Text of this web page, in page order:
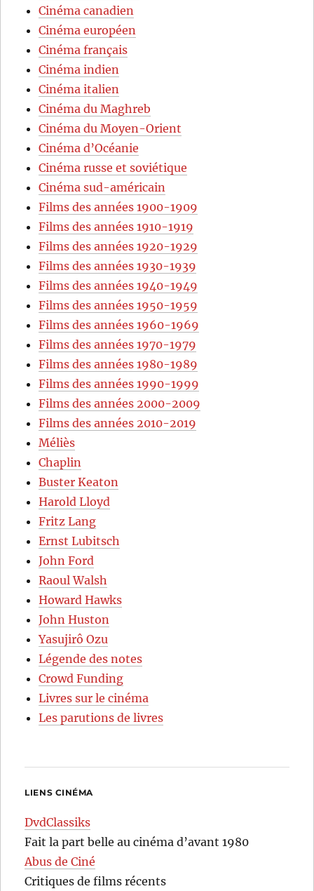
Cinéma canadien
Cinéma européen
Cinéma français
Cinéma indien
Cinéma italien
Cinéma du Maghreb
Cinéma du Moyen-Orient
Cinéma d’Océanie
Cinéma russe et soviétique
Cinéma sud-américain
Films des années 1900-1909
Films des années 1910-1919
Films des années 1920-1929
Films des années 1930-1939
Films des années 1940-1949
Films des années 1950-1959
Films des années 1960-1969
Films des années 1970-1979
Films des années 1980-1989
Films des années 1990-1999
Films des années 2000-2009
Films des années 2010-2019
Méliès
Chaplin
Buster Keaton
Harold Lloyd
Fritz Lang
Ernst Lubitsch
John Ford
Raoul Walsh
Howard Hawks
John Huston
Yasujirô Ozu
Légende des notes
Crowd Funding
Livres sur le cinéma
Les parutions de livres
LIENS CINÉMA
DvdClassiks
Fait la part belle au cinéma d’avant 1980
Abus de Ciné
Critiques de films récents